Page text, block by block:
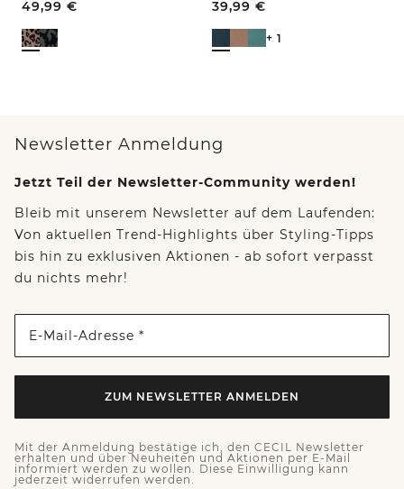
49,99 €
39,99 €
+ 1
Newsletter Anmeldung
Jetzt Teil der Newsletter-Community werden!
Bleib mit unserem Newsletter auf dem Laufenden:
Von aktuellen Trend-Highlights über Styling-Tipps
bis hin zu exklusiven Aktionen - ab sofort verpasst
du nichts mehr!
E-Mail-Adresse *
ZUM NEWSLETTER ANMELDEN
Mit der Anmeldung bestätige ich, den CECIL Newsletter
erhalten und über Neuheiten und Aktionen per E-Mail
informiert werden zu wollen. Diese Einwilligung kann
jederzeit widerrufen werden.